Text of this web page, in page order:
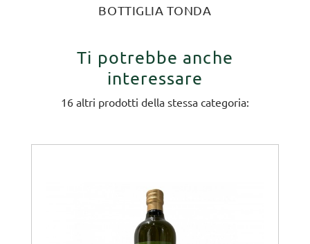
BOTTIGLIA TONDA
Ti potrebbe anche
interessare
16 altri prodotti della stessa categoria: